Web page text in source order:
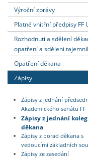
Výroční zprávy
Platné vnitřní předpisy FF
Rozhodnutí a sdělení
opatření a sdělení
Opatření děkana
Zápisy
Zápisy z jednání
Akademického senátu FF
Zápisy z jednání
děkana
Zápisy z porad děkana s
vedoucími základních
Zápisy ze zasedání